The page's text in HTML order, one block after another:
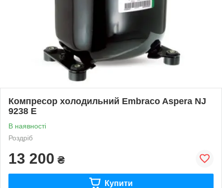
Компресор холодильний Embraco Aspera NJ
9238 E
В наявності
Роздріб
13 200 ₴
Купити